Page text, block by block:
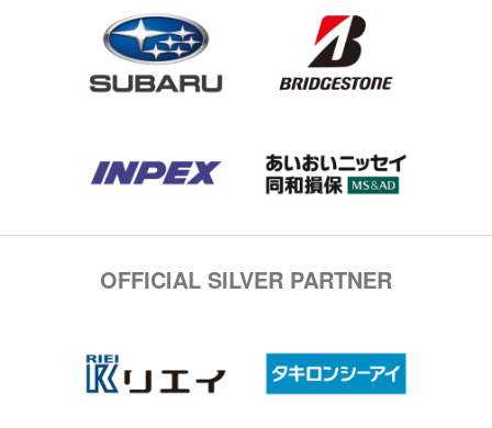
OFFICIAL SILVER PARTNER